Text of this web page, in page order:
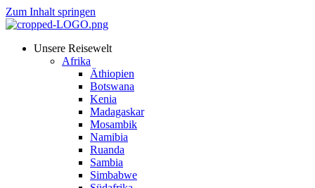
Zum Inhalt springen
Unsere Reisewelt
Afrika
Äthiopien
Botswana
Kenia
Madagaskar
Mosambik
Namibia
Ruanda
Sambia
Simbabwe